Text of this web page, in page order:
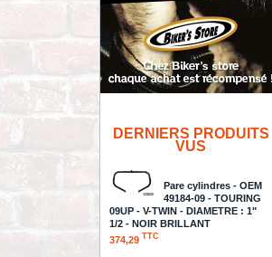
DERNIERS PRODUITS
VUS
Pare cylindres - OEM
49184-09 - TOURING
09UP - V-TWIN - DIAMETRE : 1"
1/2 - NOIR BRILLANT
374,29 TTC